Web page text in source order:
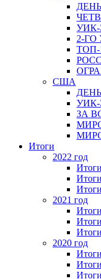
ДЕНЬ
2-
ТОП-
США
ДЕНЬ
ЗА
Итоги
2022 год
2021 год
2020 год